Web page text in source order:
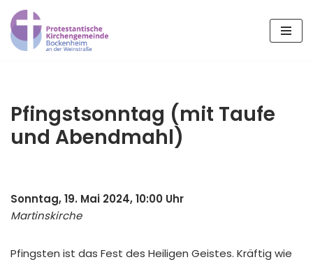
Zum
Inhalt
Pfingstsonntag (mit Taufe
und Abendmahl)
Sonntag, 19. Mai 2024, 10:00 Uhr
Martinskirche
Pfingsten ist das Fest des Heiligen Geistes. Kräftig wie